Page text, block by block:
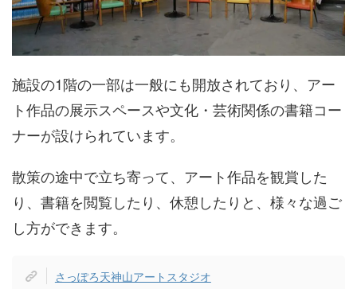
施設の1階の一部は一般にも開放されており、アー
ト作品の展示スペースや文化・芸術関係の書籍コー
ナーが設けられています。
散策の途中で立ち寄って、アート作品を観賞した
り、書籍を閲覧したり、休憩したりと、様々な過ご
し方ができます。
さっぽろ天神山アートスタジオ